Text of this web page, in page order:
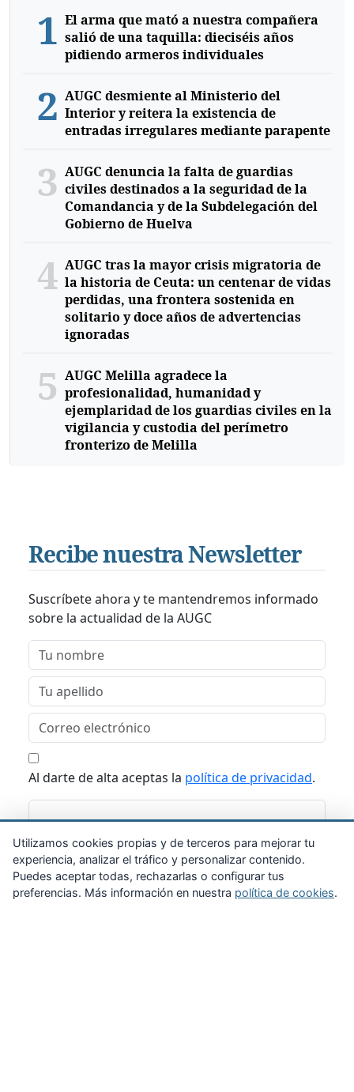
1 El arma que mató a nuestra compañera
salió de una taquilla: dieciséis años
pidiendo armeros individuales
2 AUGC desmiente al Ministerio del
Interior y reitera la existencia de
entradas irregulares mediante parapente
3 AUGC denuncia la falta de guardias
civiles destinados a la seguridad de la
Comandancia y de la Subdelegación del
Gobierno de Huelva
4 AUGC tras la mayor crisis migratoria de
la historia de Ceuta: un centenar de vidas
perdidas, una frontera sostenida en
solitario y doce años de advertencias
ignoradas
5 AUGC Melilla agradece la
profesionalidad, humanidad y
ejemplaridad de los guardias civiles en la
vigilancia y custodia del perímetro
fronterizo de Melilla
Recibe nuestra Newsletter
Suscríbete ahora y te mantendremos informado
sobre la actualidad de la AUGC
Al darte de alta aceptas la política de privacidad.
Suscribirme
Utilizamos cookies propias y de terceros para mejorar tu
experiencia, analizar el tráfico y personalizar contenido.
Puedes aceptar todas, rechazarlas o configurar tus
preferencias. Más información en nuestra política de cookies.